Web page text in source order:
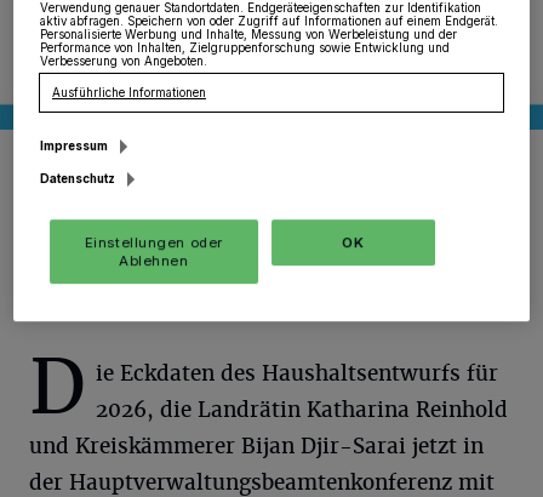
Die Grafik zeigt die Höhe der Aufwendungen für Sozialleistungen
inklusive Landschaftsumlage sowie die Erträge aus der
Kreisumlage.
D ie Eckdaten des Haushaltsentwurfs für
2026, die Landrätin Katharina Reinhold
und Kreiskämmerer Bijan Djir-Sarai jetzt in
der Hauptverwaltungsbeamtenkonferenz mit
Verwendung genauer Standortdaten. Endgeräteeigenschaften zur Identifikation
aktiv abfragen. Speichern von oder Zugriff auf Informationen auf einem Endgerät.
Personalisierte Werbung und Inhalte, Messung von Werbeleistung und der
Performance von Inhalten, Zielgruppenforschung sowie Entwicklung und
Verbesserung von Angeboten.
Ausführliche Informationen
Impressum
Datenschutz
Einstellungen oder
Ablehnen
OK